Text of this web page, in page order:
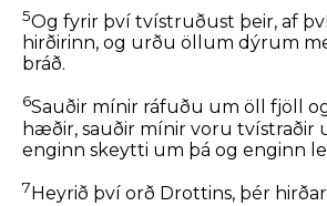
5Og fyrir því tvístruðust þeir, af
hirðirinn, og urðu öllum dýrum
bráð.
6Sauðir mínir ráfuðu um öll fjöll
hæðir, sauðir mínir voru tvístraðir
enginn skeytti um þá og enginn
7Heyrið því orð Drottins, þér